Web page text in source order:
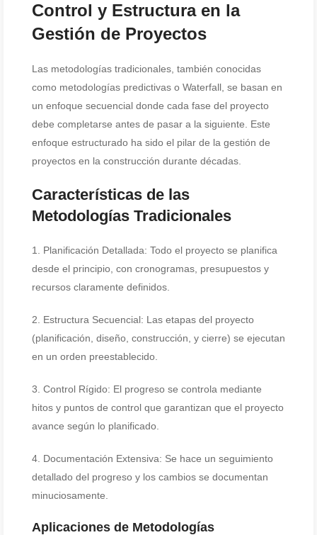
Control y Estructura en la
Gestión de Proyectos
Las metodologías tradicionales, también conocidas
como metodologías predictivas o Waterfall, se basan en
un enfoque secuencial donde cada fase del proyecto
debe completarse antes de pasar a la siguiente. Este
enfoque estructurado ha sido el pilar de la gestión de
proyectos en la construcción durante décadas.
Características de las
Metodologías Tradicionales
1. Planificación Detallada: Todo el proyecto se planifica
desde el principio, con cronogramas, presupuestos y
recursos claramente definidos.
2. Estructura Secuencial: Las etapas del proyecto
(planificación, diseño, construcción, y cierre) se ejecutan
en un orden preestablecido.
3. Control Rígido: El progreso se controla mediante
hitos y puntos de control que garantizan que el proyecto
avance según lo planificado.
4. Documentación Extensiva: Se hace un seguimiento
detallado del progreso y los cambios se documentan
minuciosamente.
Aplicaciones de Metodologías